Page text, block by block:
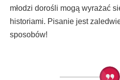
młodzi dorośli mogą wyrażać
historiami. Pisanie jest
sposobów!